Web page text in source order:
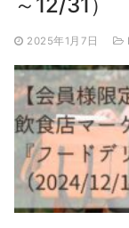
2025年1月7日